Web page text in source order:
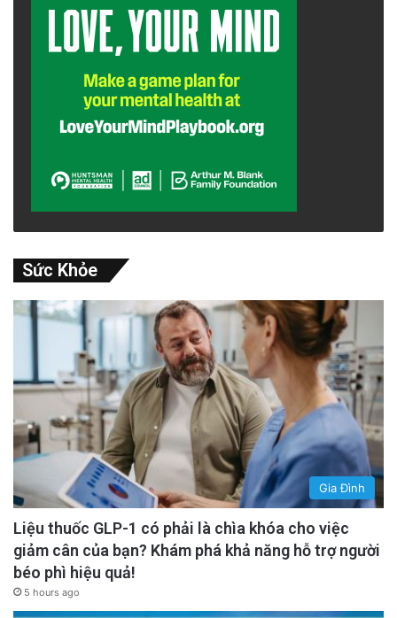
Sức Khỏe
Gia Đình
Liệu thuốc GLP-1 có phải là chìa khóa cho việc
giảm cân của bạn? Khám phá khả năng hỗ trợ người
béo phì hiệu quả!
5 hours ago